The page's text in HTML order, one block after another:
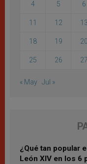
4 5 6
11 12 13
18 19 20
25 26 27
« May Jul »
¿Qué tan popular
León XIV en los 6